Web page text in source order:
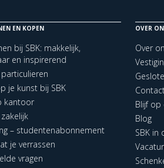
EN KOPEN
bij SBK: makkelijk,
en inspirerend
je kunst bij SBK
kantoor
– studentenabonnement
je verrassen
vragen
OVER
Over
Blijf op
Blog
SBK in